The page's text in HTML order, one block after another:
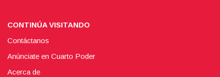
CONTINÚA VISITANDO
Contáctanos
Anúnciate en Cuarto Poder
Acerca de